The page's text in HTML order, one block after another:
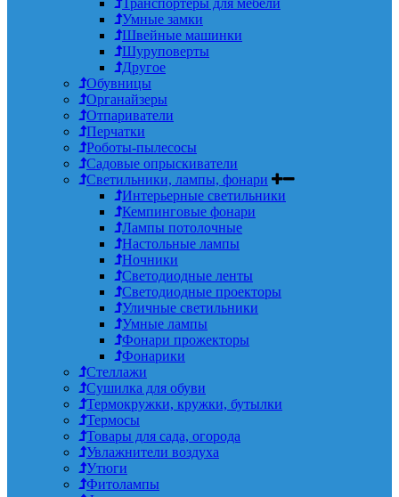
Умные замки
Швейные машинки
Шуруповерты
Другое
Обувницы
Органайзеры
Отпариватели
Перчатки
Роботы-пылесосы
Садовые опрыскиватели
Светильники, лампы, фонари
Интерьерные светильники
Кемпинговые фонари
Лампы потолочные
Настольные лампы
Ночники
Светодиодные ленты
Светодиодные проекторы
Уличные светильники
Умные лампы
Фонари прожекторы
Фонарики
Стеллажи
Сушилка для обуви
Термокружки, кружки, бутылки
Термосы
Товары для сада, огорода
Увлажнители воздуха
Утюги
Фитолампы